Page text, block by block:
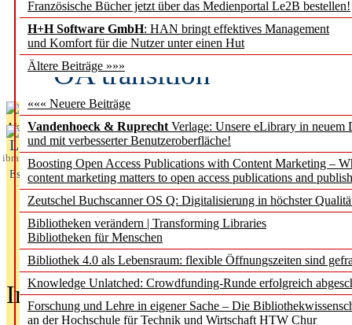
Französische Bücher jetzt über das Medienportal Le2B bestellen!
H+H Software GmbH: HAN bringt effektives Management
und Komfort für die Nutzer unter einen Hut
Ältere Beiträge »»»
««« Neuere Beiträge
Vandenhoeck & Ruprecht Verlage: Unsere eLibrary in neuem
und mit verbesserter Benutzeroberfläche!
Boosting Open Access Publications with Content Marketing –
content marketing matters to open access publications and
Zeutschel Buchscanner OS Q: Digitalisierung in höchster
Bibliotheken verändern | Transforming Libraries
Bibliotheken für Menschen
Bibliothek 4.0 als Lebensraum: flexible Öffnungszeiten sind
Knowledge Unlatched: Crowdfunding-Runde erfolgreich
Forschung und Lehre in eigener Sache – Die
an der Hochschule für Technik und Wirtschaft HTW Chur
Fifth Open Access
transformative
OA transition
Aktuelles aus
L
ibrary
Essentials
In der Ausgabe05/2026(Juni/Juli